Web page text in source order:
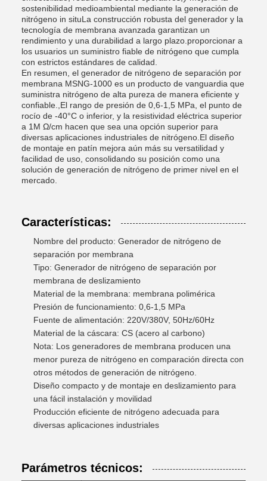
sostenibilidad medioambiental mediante la generación de
nitrógeno in situLa construcción robusta del generador y la
tecnología de membrana avanzada garantizan un
rendimiento y una durabilidad a largo plazo.proporcionar a
los usuarios un suministro fiable de nitrógeno que cumpla
con estrictos estándares de calidad.
En resumen, el generador de nitrógeno de separación por
membrana MSNG-1000 es un producto de vanguardia que
suministra nitrógeno de alta pureza de manera eficiente y
confiable.,El rango de presión de 0,6-1,5 MPa, el punto de
rocío de -40°C o inferior, y la resistividad eléctrica superior
a 1M Ω/cm hacen que sea una opción superior para
diversas aplicaciones industriales de nitrógeno.El diseño
de montaje en patín mejora aún más su versatilidad y
facilidad de uso, consolidando su posición como una
solución de generación de nitrógeno de primer nivel en el
mercado.
Características:
Nombre del producto: Generador de nitrógeno de
separación por membrana
Tipo: Generador de nitrógeno de separación por
membrana de deslizamiento
Material de la membrana: membrana polimérica
Presión de funcionamiento: 0,6-1,5 MPa
Fuente de alimentación: 220V/380V, 50Hz/60Hz
Material de la cáscara: CS (acero al carbono)
Nota: Los generadores de membrana producen una
menor pureza de nitrógeno en comparación directa con
otros métodos de generación de nitrógeno.
Diseño compacto y de montaje en deslizamiento para
una fácil instalación y movilidad
Producción eficiente de nitrógeno adecuada para
diversas aplicaciones industriales
Parámetros técnicos: